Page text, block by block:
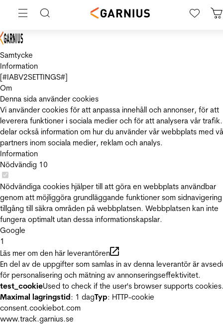
Samtycke
Information
[#IABV2SETTINGS#]
Om
Denna sida använder cookies
Vi använder cookies för att anpassa innehåll och annonser, för att
leverera funktioner i sociala medier och för att analysera vår
delar också information om hur du använder vår webbplats med
partners inom sociala medier, reklam och analys.
Information
Nödvändig 10
Nödvändiga cookies hjälper till att göra en webbplats användbar
genom att möjliggöra grundläggande funktioner som
tillgång till säkra områden på webbplatsen. Webbplatsen kan inte
fungera optimalt utan dessa informationskapslar.
Google
1
Läs mer om den här leverantören
En del av de uppgifter som samlas in av denna leverantör är
för personalisering och mätning av annonseringseffektivitet.
test_cookieUsed to check if the user's browser supports
Maximal lagringstid: 1 dagTyp: HTTP-cookie
consent.cookiebot.com
www.track.garnius.se